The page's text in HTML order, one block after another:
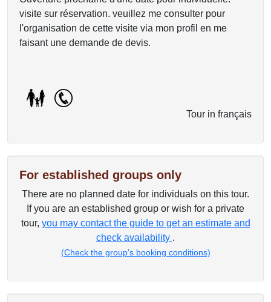
visite sur réservation. veuillez me consulter pour
l'organisation de cette visite via mon profil en me
faisant une demande de devis.
Tour in français
For established groups only
There are no planned date for individuals on this tour.
If you are an established group or wish for a private
tour, you may contact the guide to get an estimate and
check availability .
(Check the group's booking conditions)